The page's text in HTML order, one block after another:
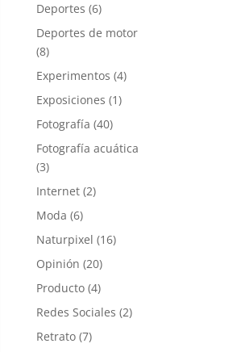
Deportes (6)
Deportes de motor
(8)
Experimentos (4)
Exposiciones (1)
Fotografía (40)
Fotografía acuática
(3)
Internet (2)
Moda (6)
Naturpixel (16)
Opinión (20)
Producto (4)
Redes Sociales (2)
Retrato (7)